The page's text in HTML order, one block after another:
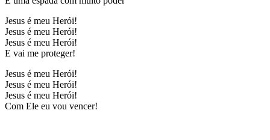
Jesus é meu Herói!
Jesus é meu Herói!
Jesus é meu Herói!
E vai me proteger!
Jesus é meu Herói!
Jesus é meu Herói!
Jesus é meu Herói!
Com Ele eu vou vencer!